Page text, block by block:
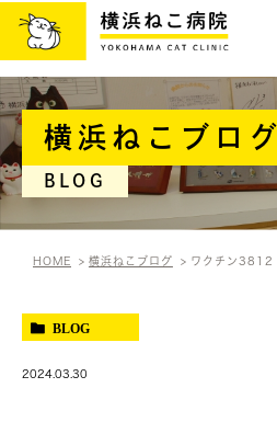
横浜ねこブログ
BLOG
HOME 横浜ねこブログ ワクチン3812
BLOG
2024.03.30